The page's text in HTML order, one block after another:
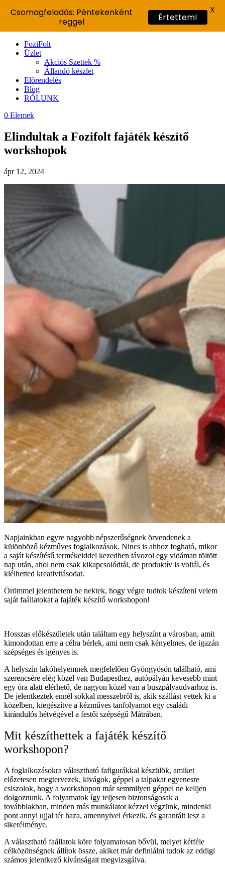
FoziFolt
Üzlet
Akciós Szettek %
Állandó készlet
Előrendelés
Blog
RÓLUNK
0 Elemek
Elindultak a Fozifolt fajáték készítő
workshopok
ápr 12, 2024
Napjainkban egyre nagyobb népszerűségnek örvendenek a
különböző kézműves foglalkozások. Nincs is ahhoz fogható, mikor
a saját készítésű termékeiddel kezedben távozol egy vidáman töltött
nap után, ahol nem csak kikapcsolódtál, de produktív is voltál, és
kiélhetted kreativitásodat.
Örömmel jelenthetem be nektek, hogy végre tudtok készíteni velem
saját faállatokat a fajáték készítő workshopon!
Hosszas előkészületek után találtam egy helyszínt a városban, amit
kimondottan erre a célra bérlek, ami nem csak kényelmes, de igazán
szépséges és igényes is.
A helyszín lakóhelyemnek megfelelően Gyöngyösön található, ami
szerencsére elég közel van Budapesthez, autópályán kevesebb mint
egy óra alatt elérhető, de nagyon közel van a buszpályaudvarhoz is.
De jelentkeztek ennél sokkal messzebről is, akik szállást vettek ki a
közelben, kiegészítve a kézműves tanfolyamot egy családi
kirándulós hétvégével a festői szépségű Mátrában.
Mit készíthettek a fajáték készítő
workshopon?
A foglalkozásokra választható fafigurákkal készülök, amiket
előzetesen megtervezek, kivágok, géppel a talpakat egyenesre
csiszolok, hogy a workshopon már semmilyen géppel ne kelljen
dolgoznunk. A folyamatok így teljesen biztonságosak a
továbbiakban, minden más munkálatot kézzel végzünk, mindenki
pont annyi ujjal tér haza, amennyivel érkezik, és garantált lesz a
sikerélménye.
A választható faállatok köre folyamatosan bővül, melyet kétféle
célközönségnek állítok össze, akiket már definiálni tudok az eddigi
számos jelentkező kívánságait megvizsgálva.
Csomagfeladás: Péntekenként
reggel
Értettem!
X